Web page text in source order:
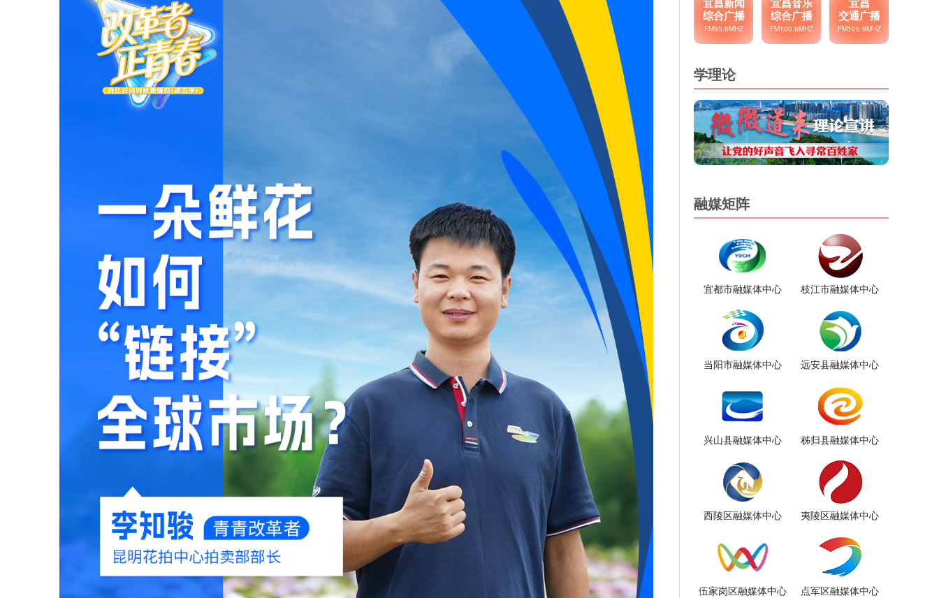
综合广播
FM95.6MHZ
综合广播
FM100.6MHZ
交通广播
FM105.9MHZ
学理论
融媒矩阵
宜都市融媒体中心 枝江市融媒体中心
当阳市融媒体中心 远安县融媒体中心
兴山县融媒体中心 秭归县融媒体中心
西陵区融媒体中心 夷陵区融媒体中心
伍家岗区融媒体中心 点军区融媒体中心